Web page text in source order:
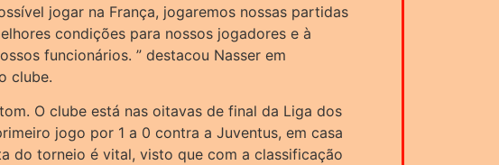
jogar na França, jogaremos nossas partidas
condições para nossos jogadores e à
funcionários. ” destacou Nasser em
clube.
O clube está nas oitavas de final da Liga dos
jogo por 1 a 0 contra a Juventus, em casa
do torneio é vital, visto que com a classificação